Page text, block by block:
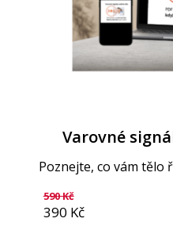
Varovné
Poznejte, co vám tělo
590Kč
390 Kč